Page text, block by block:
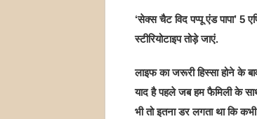
‘सेक्स चैट विद पप्पू एंड पापा’
स्टीरियोटाइप तोड़े जाएं.
लाइफ का जरूरी हिस्सा होने के
याद है पहले जब हम फैमिली के
भी तो इतना डर लगता था कि कभी